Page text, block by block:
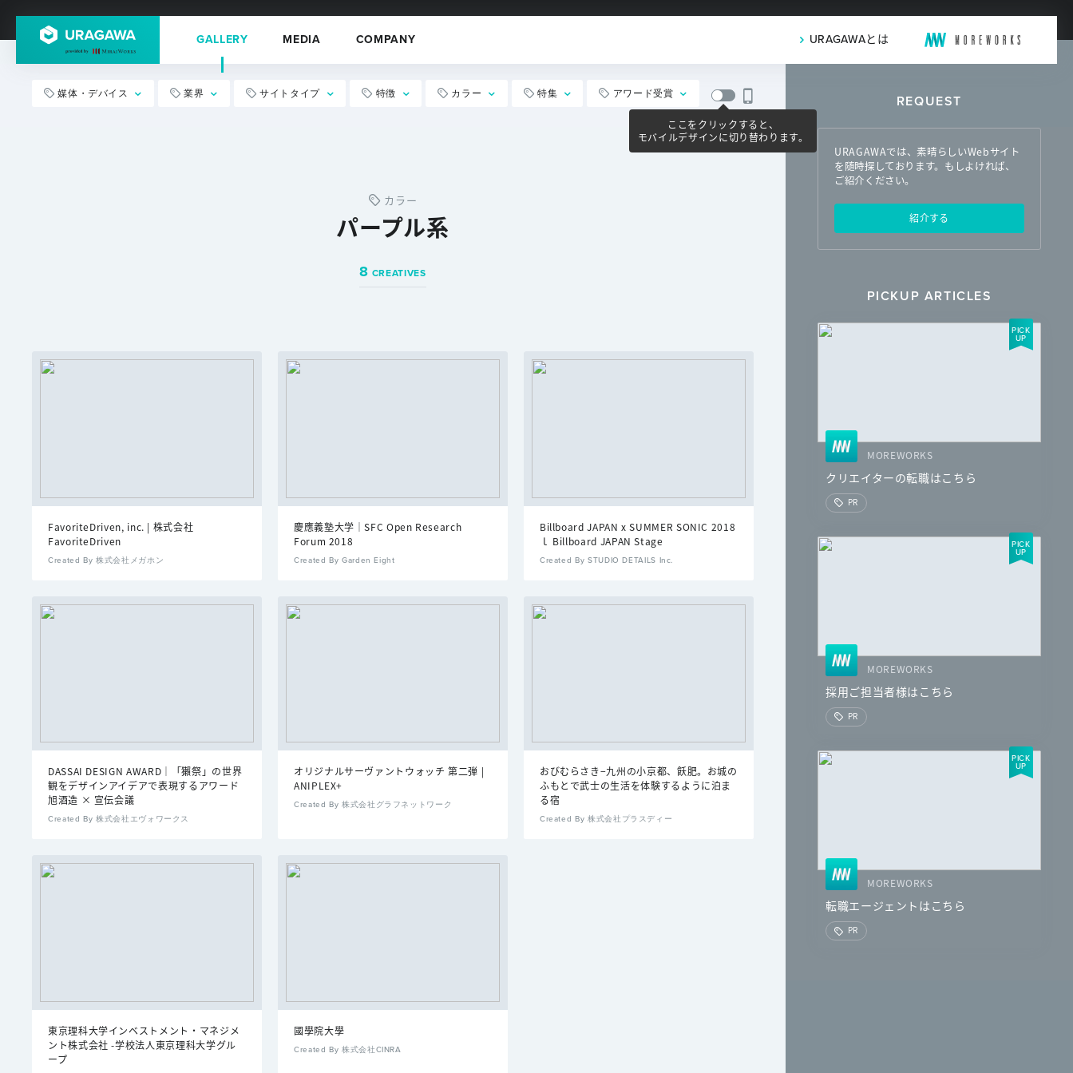
GALLERY MEDIA COMPANY URAGAWAとは
媒体・デバイス 業界 サイトタイプ 特徴 カラー 特集 アワード受賞
カラー
パープル系
8 CREATIVES
FavoriteDriven, inc. | 株式会社
FavoriteDriven
Created By 株式会社メガホン
慶應義塾大学｜SFC Open Research
Forum 2018
Created By Garden Eight
Billboard JAPAN x SUMMER SONIC 2018
ｌ Billboard JAPAN Stage
Created By STUDIO DETAILS Inc.
DASSAI DESIGN AWARD｜「獺祭」の世界
観をデザインアイデアで表現するアワード
旭酒造 × 宣伝会議
Created By 株式会社エヴォワークス
オリジナルサーヴァントウォッチ 第二弾 |
ANIPLEX+
Created By 株式会社グラフネットワーク
おびむらさき−九州の小京都、飫肥。お城の
ふもとで武士の生活を体験するように泊ま
る宿
Created By 株式会社プラスディー
東京理科大学インベストメント・マネジメ
ント株式会社 -学校法人東京理科大学グル
ープ
國學院大學
Created By 株式会社CINRA
REQUEST
URAGAWAでは、素晴らしいWebサイト
を随時探しております。もしよければ、
ご紹介ください。
紹介する
PICKUP ARTICLES
MOREWORKS
クリエイターの転職はこちら
PR
MOREWORKS
採用ご担当者様はこちら
PR
MOREWORKS
転職エージェントはこちら
PR
ここをクリックすると、
モバイルデザインに切り替わります。